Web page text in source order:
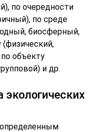
по очередности
по среде
биосферный,
(физический,
объекту
и др.
экологических